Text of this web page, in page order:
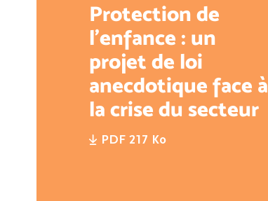
Protection de
l’enfance : un
projet de loi
anecdotique face à
la crise du secteur
PDF 217 Ko